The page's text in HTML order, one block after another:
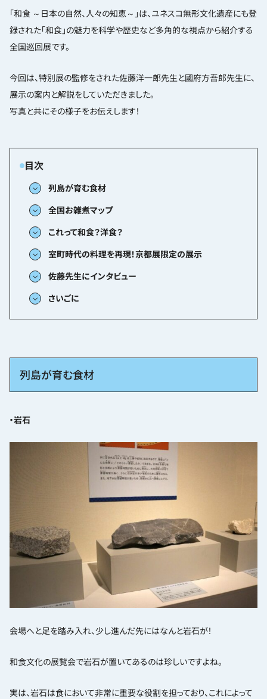
「和食 ～日本の自然、人々の知恵～」は、ユネスコ無形文化遺産にも登
録された「和食」の魅力を科学や歴史など多角的な視点から紹介する
全国巡回展です。
今回は、特別展の監修をされた佐藤洋一郎先生と國府方吾郎先生に、
展示の案内と解説をしていただきました。
写真と共にその様子をお伝えします！
列島が育む食材
全国お雑煮マップ
これって和食？洋食？
室町時代の料理を再現！京都展限定の展示
佐藤先生にインタビュー
さいごに
列島が育む食材
・岩石
会場へと足を踏み入れ、少し進んだ先にはなんと岩石が！
和食文化の展覧会で岩石が置いてあるのは珍しいですよね。
実は、岩石は食において非常に重要な役割を担っており、これによって